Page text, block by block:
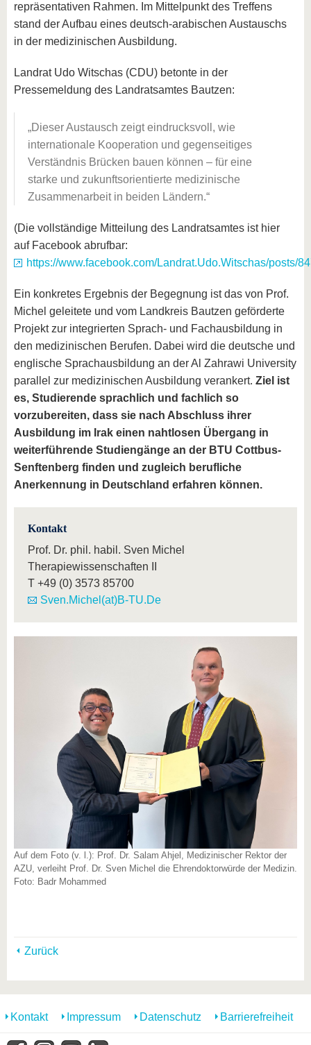
repräsentativen Rahmen. Im Mittelpunkt des Treffens
stand der Aufbau eines deutsch-arabischen Austauschs
in der medizinischen Ausbildung.
Landrat Udo Witschas (CDU) betonte in der
Pressemeldung des Landratsamtes Bautzen:
Dieser Austausch zeigt eindrucksvoll, wie
internationale Kooperation und gegenseitiges
Verständnis Brücken bauen können – für eine
starke und zukunftsorientierte medizinische
Zusammenarbeit in beiden Ländern.
(Die vollständige Mitteilung des Landratsamtes ist hier
auf Facebook abrufbar:
https://www.facebook.com/Landrat.Udo.Witschas/posts/
Ein konkretes Ergebnis der Begegnung ist das von Prof.
Michel geleitete und vom Landkreis Bautzen geförderte
Projekt zur integrierten Sprach- und Fachausbildung in
den medizinischen Berufen. Dabei wird die deutsche und
englische Sprachausbildung an der Al Zahrawi University
parallel zur medizinischen Ausbildung verankert. Ziel ist
es, Studierende sprachlich und fachlich so
vorzubereiten, dass sie nach Abschluss ihrer
Ausbildung im Irak einen nahtlosen Übergang in
weiterführende Studiengänge an der BTU Cottbus-
Senftenberg finden und zugleich berufliche
Anerkennung in Deutschland erfahren können.
Kontakt
Prof. Dr. phil. habil. Sven Michel
Therapiewissenschaften II
T +49 (0) 3573 85700
Sven.Michel(at)B-TU.De
Auf dem Foto (v. l.): Prof. Dr. Salam Ahjel, Medizinischer Rektor der
AZU, verleiht Prof. Dr. Sven Michel die Ehrendoktorwürde der Medizin.
Foto: Badr Mohammed
Zurück
Kontakt Impressum Datenschutz Barrierefreiheit